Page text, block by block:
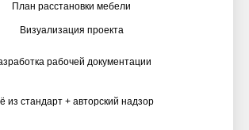
План расстановки мебели
Визуализация проекта
рабочей документации
из стандарт + авторский надзор